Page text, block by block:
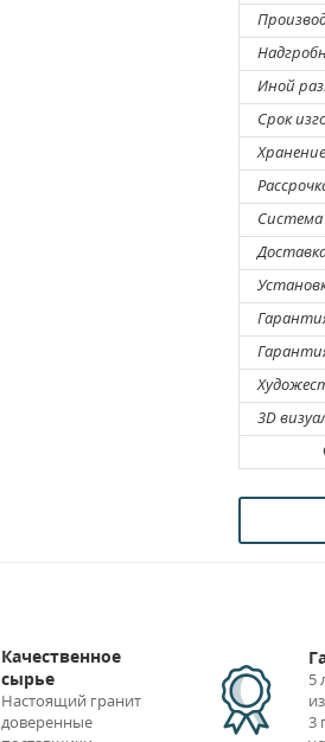
Иной
Срок
Хранение
Система
3D
Качественное
сырье
Настоящий гранит
доверенные
5
3